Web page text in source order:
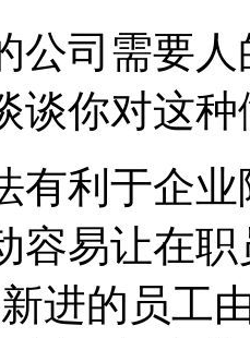
司需要人
谈你对这
利于企业
容易让在
进的员工